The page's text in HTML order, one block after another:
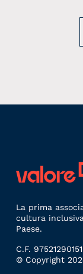
La prima
cultura
Paese.
C.F. 97521290151
© Copyright